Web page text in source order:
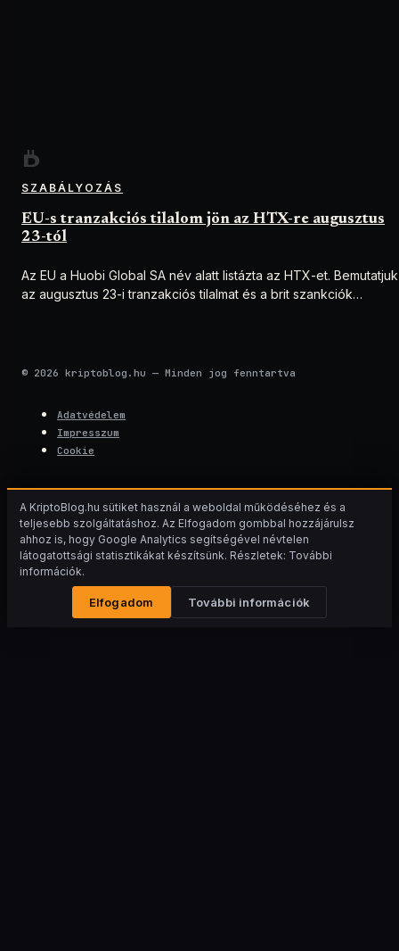
SZABÁLYOZÁS
EU-s tranzakciós tilalom jön az HTX-re augusztus
23-tól
Az EU a Huobi Global SA név alatt listázta az HTX-et. Bemutatjuk
az augusztus 23-i tranzakciós tilalmat és a brit szankciók
© 2026 kriptoblog.hu — Minden jog fenntartva
Adatvédelem
Impresszum
Cookie
A KriptoBlog.hu sütiket használ a weboldal működéséhez és a
teljesebb szolgáltatáshoz. Az Elfogadom gombbal hozzájárulsz
ahhoz is, hogy Google Analytics segítségével névtelen
látogatottsági statisztikákat készítsünk. Részletek: További
információk.
Elfogadom További információk